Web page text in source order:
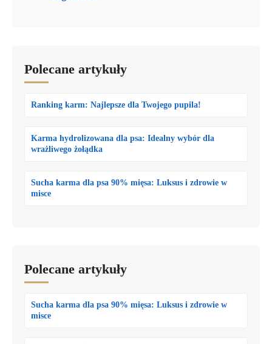
Polecane artykuły
Ranking karm: Najlepsze dla Twojego pupila!
Karma hydrolizowana dla psa: Idealny wybór dla
wrażliwego żołądka
Sucha karma dla psa 90% mięsa: Luksus i zdrowie w
misce
Polecane artykuły
Sucha karma dla psa 90% mięsa: Luksus i zdrowie w
misce